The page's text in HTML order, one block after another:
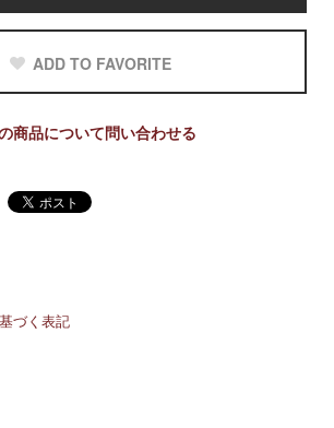
ADD TO FAVORITE
商品について問い合わせる
づく表記